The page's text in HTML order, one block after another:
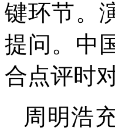
键环节。
提问。中
合点评时
周明浩